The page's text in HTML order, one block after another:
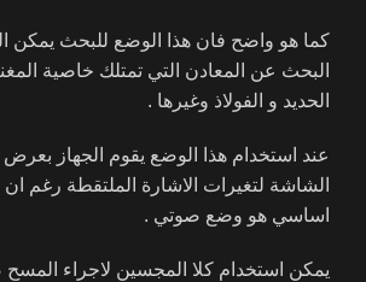
كما هو واضح فان هذا الوضع للبحث يمكن
البحث عن المعادن التي تمتلك خاصية
الحديد و الفولاذ وغيرها .
عند استخدام هذا الوضع يقوم الجهاز
الشاشة لتغيرات الاشارة الملتقطة رغم
اساسي هو وضع صوتي .
يمكن استخدام كلا المجسين لاجراء